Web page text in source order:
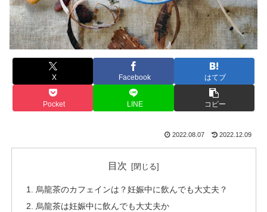
X Facebook はてブ
Pocket LINE コピー
2022.08.07 2022.12.09
目次
烏龍茶のカフェインは？妊娠中に飲んでも大丈夫？
烏龍茶は妊娠中に飲んでも大丈夫か